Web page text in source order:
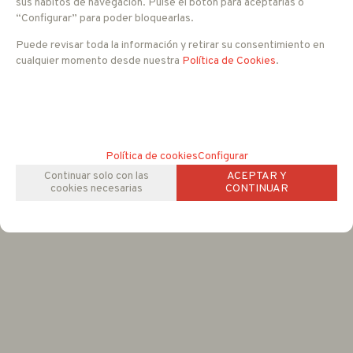
Temperatura de almacenamiento
-20ºC a +85ºC
Humedad
Dimensiones
67 x 110 x 27 mm
Peso
180 g
“Configurar” para poder bloquearlas.
Puede revisar toda la información y retirar su consentimiento en
cualquier momento desde nuestra Política de Cookies.
Política de cookiesConfigurar
Continuar solo con las
cookies necesarias
ACEPTAR Y
CONTINUAR